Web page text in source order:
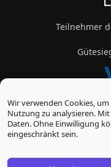
Wir verwenden Cookies,
Nutzung zu analysieren.
Daten. Ohne Einwilligung
eingeschränkt sein.
Teilnehmer
Mitglied im
© Vape-Laden 2026